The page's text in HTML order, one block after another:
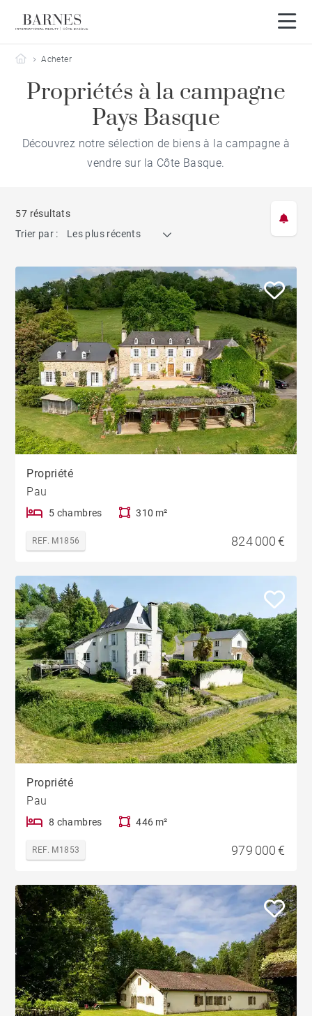
Barnes Côte Basque
Acheter
Propriétés à la campagne
Pays Basque
Découvrez notre sélection de biens à la campagne à
vendre sur la Côte Basque.
57 résultats
Trier par :
Les plus récents
Propriété
Pau
5 chambres 310 m²
REF. M1856 824 000 €
Propriété
Pau
8 chambres 446 m²
REF. M1853 979 000 €